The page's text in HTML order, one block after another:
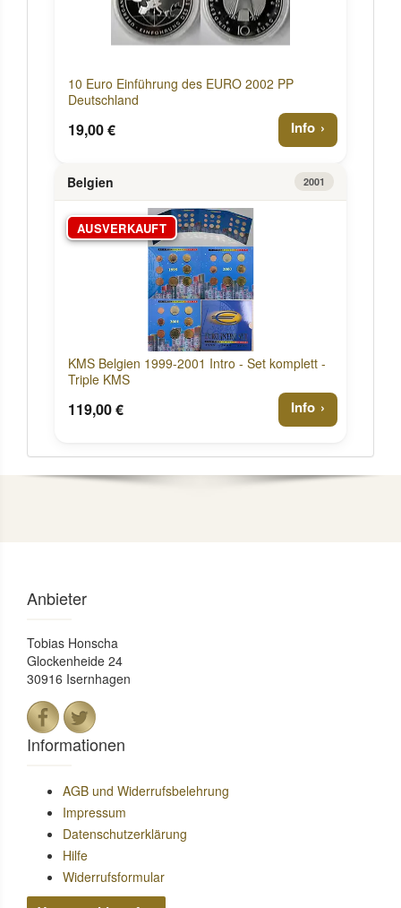
10 Euro Einführung des EURO 2002 PP
Deutschland
19,00 € Info
Belgien 2001
AUSVERKAUFT
KMS Belgien 1999-2001 Intro - Set komplett -
Triple KMS
119,00 € Info
Anbieter
Tobias Honscha
Glockenheide 24
30916 Isernhagen
Informationen
AGB und Widerrufsbelehrung
Impressum
Datenschutzerklärung
Hilfe
Widerrufsformular